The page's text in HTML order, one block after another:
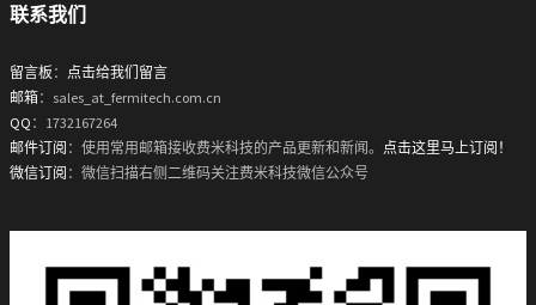
联系我们
留言板 ： 点击给我们留言
邮箱：sales_at_fermitech.com.cn
QQ ：1732167264
邮件订阅 ：使用常用邮箱接收费米科技的产品更新和新闻。 点击这里马上订阅！
微信订阅 ：微信扫描右侧二维码关注费米科技微信公众号